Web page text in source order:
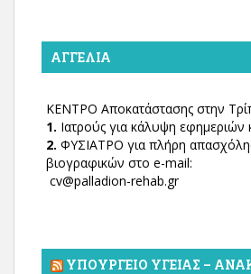
ΑΓΓΕΛΊΑ
ΚΕΝΤΡΟ Αποκατάστασης στην
1. Ιατρούς για κάλυψη εφημεριών
2. ΦΥΣΙΑΤΡΟ για πλήρη
βιογραφικών στο e-mail:
cv@palladion-rehab.gr
ΥΠΟΥΡΓΕΊΟ ΥΓΕΊΑΣ –